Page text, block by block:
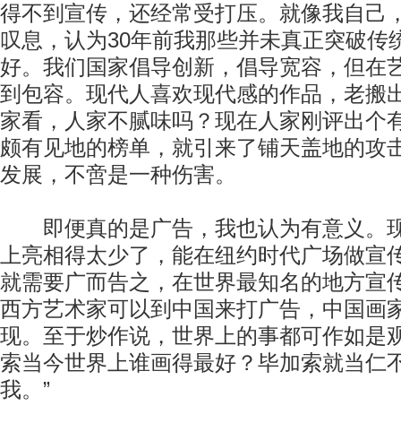
得不到宣传，还经常受打压。就像我自己
叹息，认为30年前我那些并未真正突破传
好。我们国家倡导创新，倡导宽容，但在
到包容。现代人喜欢现代感的作品，老搬
家看，人家不腻味吗？现在人家刚评出个
颇有见地的榜单，就引来了铺天盖地的攻
发展，不啻是一种伤害。
即便真的是广告，我也认为有意义。
上亮相得太少了，能在纽约时代广场做宣
就需要广而告之，在世界最知名的地方宣
西方艺术家可以到中国来打广告，中国画
现。至于炒作说，世界上的事都可作如是
索当今世界上谁画得最好？毕加索就当仁
我。”